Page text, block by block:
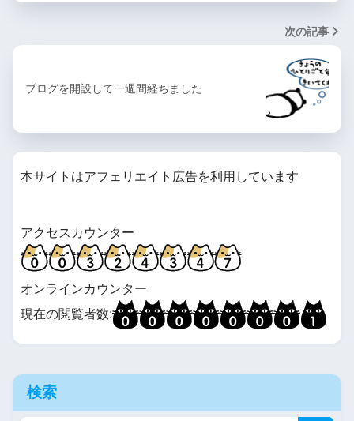
次の記事
ブログを開設して一週間経ちました
本サイトはアフェリエイト広告を利用しています
アクセスカウンター
オンラインカウンター
現在の閲覧者数:
検索